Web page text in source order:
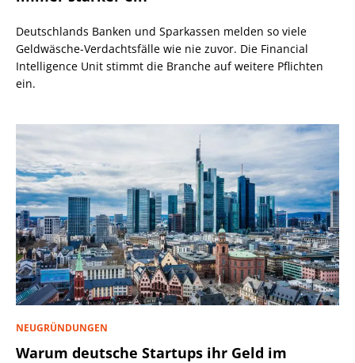
Deutschlands Banken und Sparkassen melden so viele
Geldwäsche-Verdachtsfälle wie nie zuvor. Die Financial
Intelligence Unit stimmt die Branche auf weitere Pflichten
ein.
NEUGRÜNDUNGEN
Warum deutsche Startups ihr Geld im